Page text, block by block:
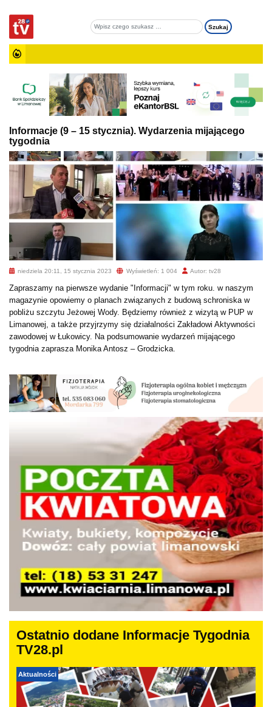
Informacje (9 – 15 stycznia). Wydarzenia mijającego
tygodnia
niedziela 20:11, 15 stycznia 2023 Wyświetleń: 1 004 Autor: tv28
Zapraszamy na pierwsze wydanie "Informacji" w tym roku. w naszym
magazynie opowiemy o planach związanych z budową schroniska w
pobliżu szczytu Jeżowej Wody. Będziemy również z wizytą w PUP w
Limanowej, a także przyjrzymy się działalności Zakładowi Aktywności
zawodowej w Łukowicy. Na podsumowanie wydarzeń mijającego
tygodnia zaprasza Monika Antosz – Grodzicka.
Ostatnio dodane Informacje Tygodnia
TV28.pl
Aktualności